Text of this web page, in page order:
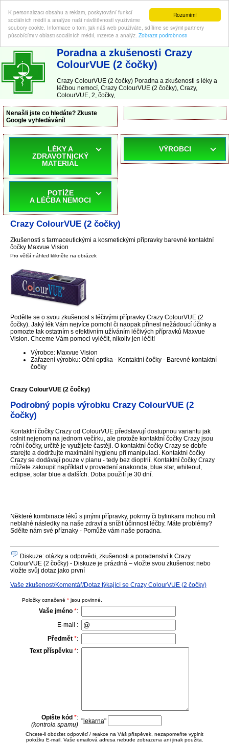
Rozumím!
K personalizaci obsahu a reklam, poskytování funkcí
sociálních médií a analýze naší návštěvnosti využíváme
soubory cookie. Informace o tom, jak náš web používáte, sdílíme se svými partnery
působícími v oblasti sociálních médií, inzerce a analýz. Zobrazit podrobnosti
ABC-LEKARNA.cz | Poradna a zkušenosti s léky a léčbou nemocí
Poradna a zkušenosti Crazy
ColourVUE (2 čočky)
Crazy ColourVUE (2 čočky) Poradna a zkušenosti s léky a
léčbou nemocí, Crazy ColourVUE (2 čočky), Crazy,
ColourVUE, 2, čočky,
Nenašli jste co hledáte? Zkuste
Google vyhledávání!
LÉKY A
ZDRAVOTNICKÝ
MATERIÁL
POTÍŽE
A LÉČBA NEMOCI
VÝROBCI
Crazy ColourVUE (2 čočky)
Zkušenosti s farmaceutickými a kosmetickými přípravky barevné kontaktní
čočky Maxvue Vision
Pro větší náhled klikněte na obrázek
Podělte se o svou zkušenost s léčivými přípravky Crazy ColourVUE (2
čočky). Jaký lék Vám nejvíce pomohl či naopak přinesl nežádoucí účinky a
pomozte tak ostatním s efektivním užíváním léčivých přípravků Maxvue
Vision. Chceme Vám pomoci vyléčit, nikoliv jen léčit!
Výrobce: Maxvue Vision
Zařazení výrobku: Oční optika - Kontaktní čočky - Barevné kontaktní
čočky
Crazy ColourVUE (2 čočky)
Podrobný popis výrobku Crazy ColourVUE (2
čočky)
Kontaktní čočky Crazy od ColourVUE představují dostupnou variantu jak
oslnit nejenom na jednom večírku, ale protože kontaktní čočky Crazy jsou
roční čočky, určitě je využijete častěji. O kontaktní čočky Crazy se dobře
starejte a dodržujte maximální hygienu při manipulaci. Kontaktní čočky
Crazy se dodávají pouze v planu - tedy bez dioptrií. Kontaktní čočky Crazy
můžete zakoupit například v provedení anakonda, blue star, whiteout,
eclipse, solar blue a dalších. Doba použití je 30 dní.
Některé kombinace léků s jinými přípravky, pokrmy či bylinkami mohou mít
neblahé následky na naše zdraví a snížit účinnost léčby. Máte problémy?
Sdělte nám své příznaky - Pomůže vám naše poradna.
Diskuze: otázky a odpovědi, zkušenosti a poradenství k Crazy
ColourVUE (2 čočky) - Diskuze je prázdná – vložte svou zkušenost nebo
vložte svůj dotaz jako první
Vaše zkušenost/Komentář/Dotaz týkající se Crazy ColourVUE (2 čočky)
Položky označené * jsou povinné.
Vaše jméno *:
E-mail :
Předmět *:
Text příspěvku *:
Opište kód *:
(kontrola spamu) " lekarna"
Chcete-li obdržet odpověď / reakce na Váš příspěvek, nezapomeňte vyplnit
položku E-mail. Vaše emailová adresa nebude zobrazena ani jinak použita.